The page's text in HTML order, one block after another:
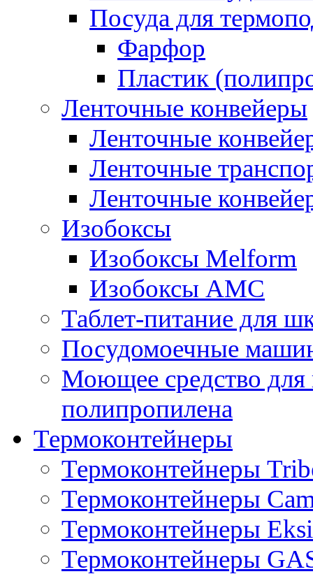
Посуда для
Фарфор
Пластик
Ленточные конвейеры
Ленточные
Ленточные
Ленточные
Изобоксы
Изобоксы Melform
Изобоксы AMC
Таблет-питание для
Посудомоечные
Моющее средство для
полипропилена
Термоконтейнеры
Термоконтейнеры
Термоконтейнеры
Термоконтейнеры Eksi
Термоконтейнеры